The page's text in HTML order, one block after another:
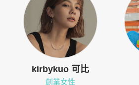
kirbykuo 可比
創業女性